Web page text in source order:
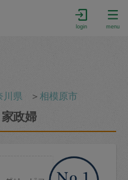
login menu
川県 ＞相模原市
政婦